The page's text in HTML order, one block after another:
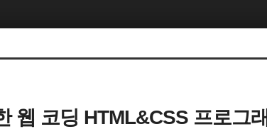
웹 코딩 HTML&CSS 프로그래